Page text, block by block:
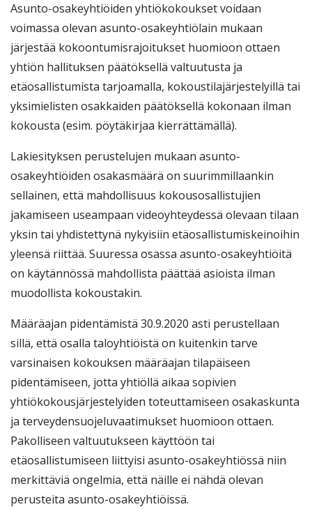
Asunto-osakeyhtiöiden yhtiökokoukset voidaan
voimassa olevan asunto-osakeyhtiölain mukaan
järjestää kokoontumisrajoitukset huomioon ottaen
yhtiön hallituksen päätöksellä valtuutusta ja
etäosallistumista tarjoamalla, kokoustilajärjestelyillä tai
yksimielisten osakkaiden päätöksellä kokonaan ilman
kokousta (esim. pöytäkirjaa kierrättämällä).
Lakiesityksen perustelujen mukaan asunto-
osakeyhtiöiden osakasmäärä on suurimmillaankin
sellainen, että mahdollisuus kokousosallistujien
jakamiseen useampaan videoyhteydessä olevaan tilaan
yksin tai yhdistettynä nykyisiin etäosallistumiskeinoihin
yleensä riittää. Suuressa osassa asunto-osakeyhtiöitä
on käytännössä mahdollista päättää asioista ilman
muodollista kokoustakin.
Määräajan pidentämistä 30.9.2020 asti perustellaan
sillä, että osalla taloyhtiöistä on kuitenkin tarve
varsinaisen kokouksen määräajan tilapäiseen
pidentämiseen, jotta yhtiöllä aikaa sopivien
yhtiökokousjärjestelyiden toteuttamiseen osakaskunta
ja terveydensuojeluvaatimukset huomioon ottaen.
Pakolliseen valtuutukseen käyttöön tai
etäosallistumiseen liittyisi asunto-osakeyhtiössä niin
merkittäviä ongelmia, että näille ei nähdä olevan
perusteita asunto-osakeyhtiöissä.